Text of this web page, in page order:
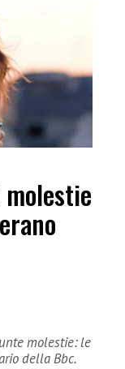
molestie: le
della Bbc.